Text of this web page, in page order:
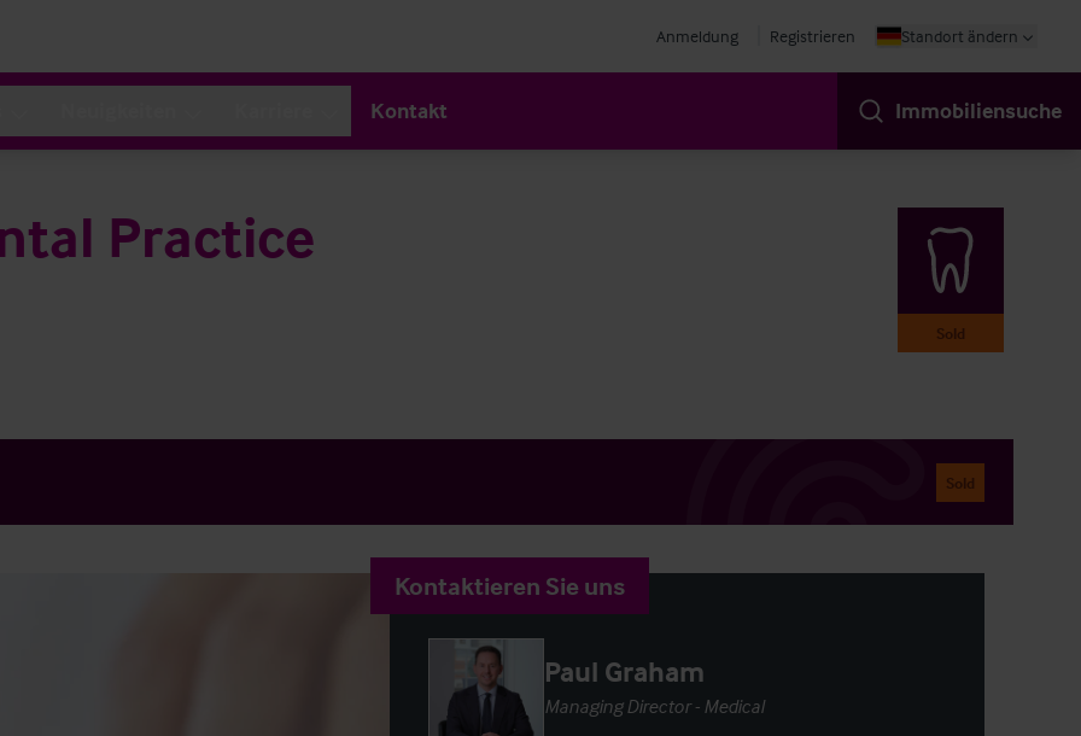
Anmeldung Registrieren Standort ändern
Kontakt Immobiliensuche
Practice
Sold
Sold
Kontaktieren Sie uns
Paul Graham
Managing Director - Medical